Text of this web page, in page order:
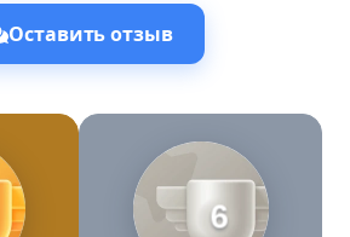
Оставить отзыв
6